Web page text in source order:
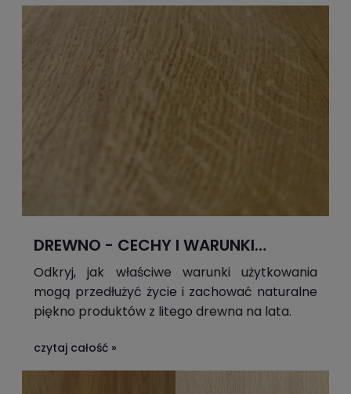
DREWNO - CECHY I WARUNKI
UŻYTKOWANIA
Odkryj, jak właściwe warunki użytkowania
mogą przedłużyć życie i zachować naturalne
piękno produktów z litego drewna na lata.
czytaj całość »